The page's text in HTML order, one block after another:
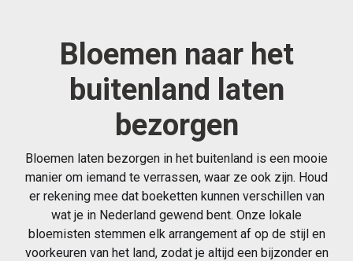
Bloemen naar het
buitenland laten
bezorgen
Bloemen laten bezorgen in het buitenland is een mooie
manier om iemand te verrassen, waar ze ook zijn. Houd
er rekening mee dat boeketten kunnen verschillen van
wat je in Nederland gewend bent. Onze lokale
bloemisten stemmen elk arrangement af op de stijl en
voorkeuren van het land, zodat je altijd een bijzonder en